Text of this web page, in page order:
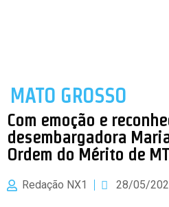
MATO GROSSO
Com emoção e
desembargadora
Ordem do Mérito de MT
Redação NX1 28/05/